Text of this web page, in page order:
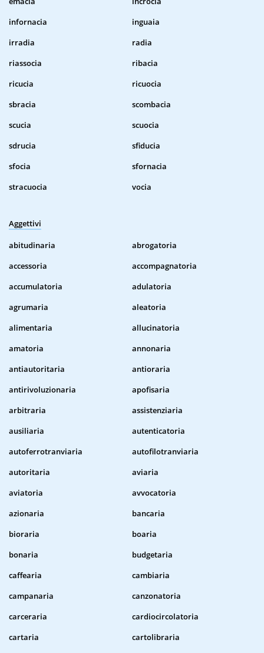
infornacia
inguaia
irradia
radia
riassocia
ribacia
ricucia
ricuocia
sbracia
scombacia
scucia
scuocia
sdrucia
sfiducia
sfocia
sfornacia
stracuocia
vocia
Aggettivi
abitudinaria
abrogatoria
accessoria
accompagnatoria
accumulatoria
adulatoria
agrumaria
aleatoria
alimentaria
allucinatoria
amatoria
annonaria
antiautoritaria
antioraria
antirivoluzionaria
apofisaria
arbitraria
assistenziaria
ausiliaria
autenticatoria
autoferrotranviaria
autofilotranviaria
autoritaria
aviaria
aviatoria
avvocatoria
azionaria
bancaria
bioraria
boaria
bonaria
budgetaria
caffearia
cambiaria
campanaria
canzonatoria
carceraria
cardiocircolatoria
cartaria
cartolibraria